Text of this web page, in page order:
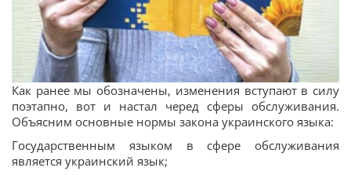
Как ранее мы обозначены, изменения вступают в силу
поэтапно, вот и настал черед сферы обслуживания.
Объясним основные нормы закона украинского языка:
Государственным языком в сфере обслуживания
является украинский язык;